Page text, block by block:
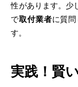
性があります。少
で取付業者に質
す。
実践！賢